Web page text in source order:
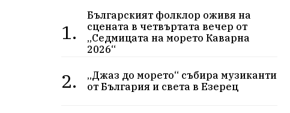
1.
Българският фолклор оживя на
сцената в четвъртата вечер от
„Седмицата на морето Каварна
2026“
2.
„Джаз до морето“ събира музиканти
от България и света в Езерец